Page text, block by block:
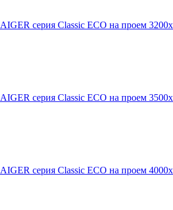
серия Classic ECO на проем
серия Classic ECO на проем
серия Classic ECO на проем